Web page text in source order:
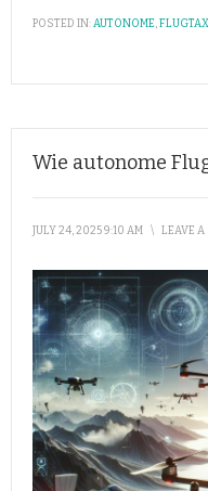
POSTED IN:AUTONOME,
Wie autonome
JULY 24, 2025 9:10 AM \ LEAVE A